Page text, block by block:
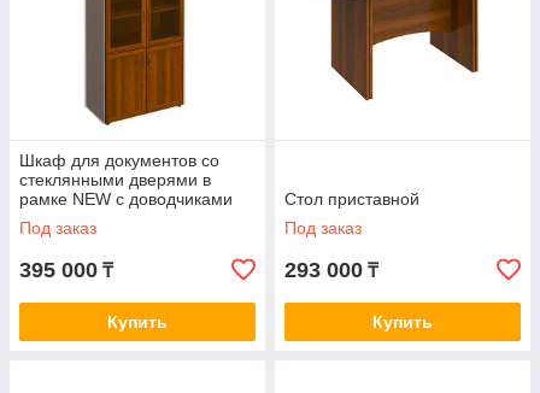
Шкаф для документов со
стеклянными дверями в
рамке NEW с доводчиками
Под заказ
395 000 ₸
Купить
Стол приставной
Под заказ
293 000 ₸
Купить